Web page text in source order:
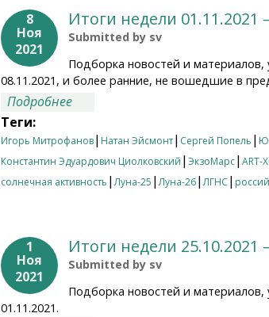
8
Ноя
2021
Итоги недели 01.11.2021
Submitted by sv
Подборка новостей и
08.11.2021, и более ранние, не вошедшие в
Подробнее
Теги:
Игорь Митрофанов| Натан Эйсмонт| Сергей Попель |
Константин Эдуардович Циолковский | ЭкзоМарс| ART-
солнечная активность |Луна-25 |Луна-26|ЛГНС |
1
Ноя
2021
Итоги недели 25.10.2021
Submitted by sv
Подборка новостей и
01.11.2021.